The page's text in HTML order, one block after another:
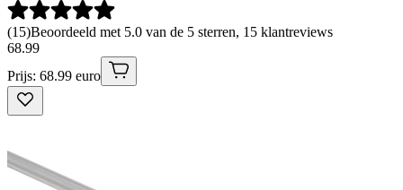
(15)Beoordeeld met 5.0 van de 5 sterren, 15 klantreviews
68.99
Prijs: 68.99 euro